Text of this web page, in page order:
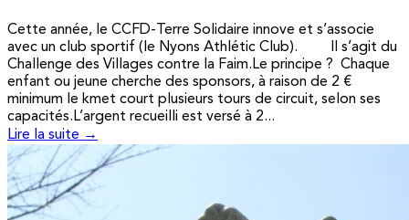
Cette année, le CCFD-Terre Solidaire innove et s’associe
avec un club sportif (le Nyons Athlétic Club). Il s’agit du
Challenge des Villages contre la Faim.Le principe ? Chaque
enfant ou jeune cherche des sponsors, à raison de 2 €
minimum le kmet court plusieurs tours de circuit, selon ses
capacités.L’argent recueilli est versé à 2...
Lire la suite →